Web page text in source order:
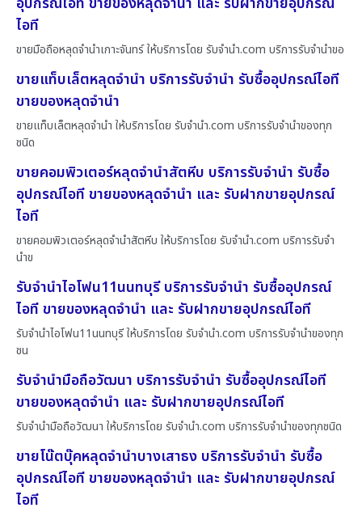
ไอที
ขายมือถือหลุดจำนำเกาะจันทร์ ให้บริการโดย รับจํานํา.com บริการรับจำนำขอ
ขายแท็บเล็ตหลุดจำนำ บริการรับจำนำ รับซื้ออุปกรณ์ไอที
ขายของหลุดจำนำ
ขายแท็บเล็ตหลุดจำนำ ให้บริการโดย รับจํานํา.com บริการรับจำนำของทุก
ชนิด
ขายคอมพิวเตอร์หลุดจำนำสัตหีบ บริการรับจำนำ รับซื้อ
อุปกรณ์ไอที ขายของหลุดจำนำ และ รับฝากขายอุปกรณ์
ไอที
ขายคอมพิวเตอร์หลุดจำนำสัตหีบ ให้บริการโดย รับจํานํา.com บริการรับจำ
นำข
รับจำนำไอโฟน11นนทบุรี บริการรับจำนำ รับซื้ออุปกรณ์
ไอที ขายของหลุดจำนำ และ รับฝากขายอุปกรณ์ไอที
รับจำนำไอโฟน11นนทบุรี ให้บริการโดย รับจํานํา.com บริการรับจำนำของทุก
ชน
รับจำนำมือถือวัฒนา บริการรับจำนำ รับซื้ออุปกรณ์ไอที
ขายของหลุดจำนำ และ รับฝากขายอุปกรณ์ไอที
รับจำนำมือถือวัฒนา ให้บริการโดย รับจํานํา.com บริการรับจำนำของทุกชนิด
ขายโน๊ตบุ๊คหลุดจำนำบางเสาธง บริการรับจำนำ รับซื้อ
อุปกรณ์ไอที ขายของหลุดจำนำ และ รับฝากขายอุปกรณ์
ไอที